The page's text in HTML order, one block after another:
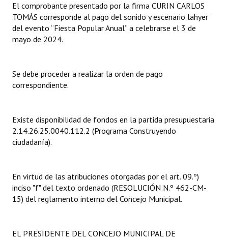
Organigrama
DOCUMENTOS
Proyectos Presentados
Actas de Sesión
Informes de Unidad Coordinadora
Actas de Audiencias Públicas
Comunicaciones
El comprobante presentado por la firma CURIN CARLOS
TOMÁS corresponde al pago del sonido y escenario lahyer
del evento “Fiesta Popular Anual” a celebrarse el 3 de
mayo de 2024.
Se debe proceder a realizar la orden de pago
correspondiente.
Existe disponibilidad de fondos en la partida presupuestaria
2.14.26.25.0040.112.2 (Programa Construyendo
ciudadanía).
En virtud de las atribuciones otorgadas por el art. 09.º)
inciso "f" del texto ordenado (RESOLUCIÓN N.º 462-CM-
15) del reglamento interno del Concejo Municipal.
EL PRESIDENTE DEL CONCEJO MUNICIPAL DE